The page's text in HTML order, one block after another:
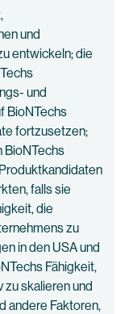
und
entwickeln; die
und
BioNTechs
fortzusetzen;
BioNTechs
falls sie
die
zu
in den USA und
Fähigkeit,
skalieren und
andere Faktoren,